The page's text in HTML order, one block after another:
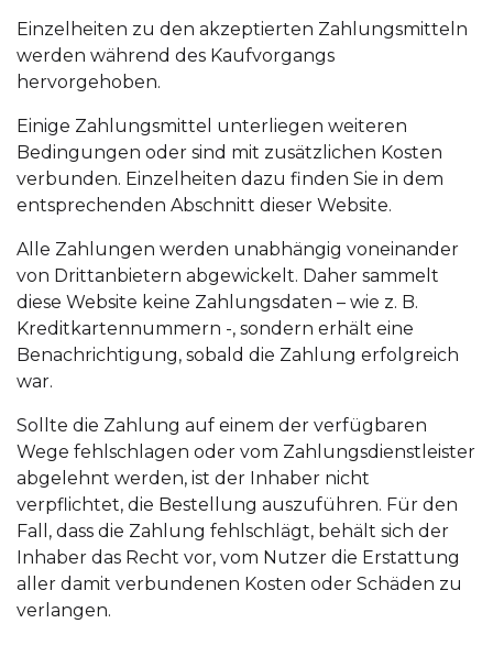
Einzelheiten zu den akzeptierten Zahlungsmitteln
werden während des Kaufvorgangs
hervorgehoben.
Einige Zahlungsmittel unterliegen weiteren
Bedingungen oder sind mit zusätzlichen Kosten
verbunden. Einzelheiten dazu finden Sie in dem
entsprechenden Abschnitt dieser Website.
Alle Zahlungen werden unabhängig voneinander
von Drittanbietern abgewickelt. Daher sammelt
diese Website keine Zahlungsdaten – wie z. B.
Kreditkartennummern -, sondern erhält eine
Benachrichtigung, sobald die Zahlung erfolgreich
war.
Sollte die Zahlung auf einem der verfügbaren
Wege fehlschlagen oder vom Zahlungsdienstleister
abgelehnt werden, ist der Inhaber nicht
verpflichtet, die Bestellung auszuführen. Für den
Fall, dass die Zahlung fehlschlägt, behält sich der
Inhaber das Recht vor, vom Nutzer die Erstattung
aller damit verbundenen Kosten oder Schäden zu
verlangen.